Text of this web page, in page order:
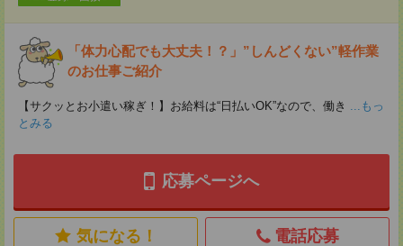
「体力心配でも大丈夫！？」”しんどくない”軽作業
のお仕事ご紹介
【サクッとお小遣い稼ぎ！】お給料は“日払いOK”なので、働き ...もっ
とみる
応募ページへ
気になる！ 電話応募